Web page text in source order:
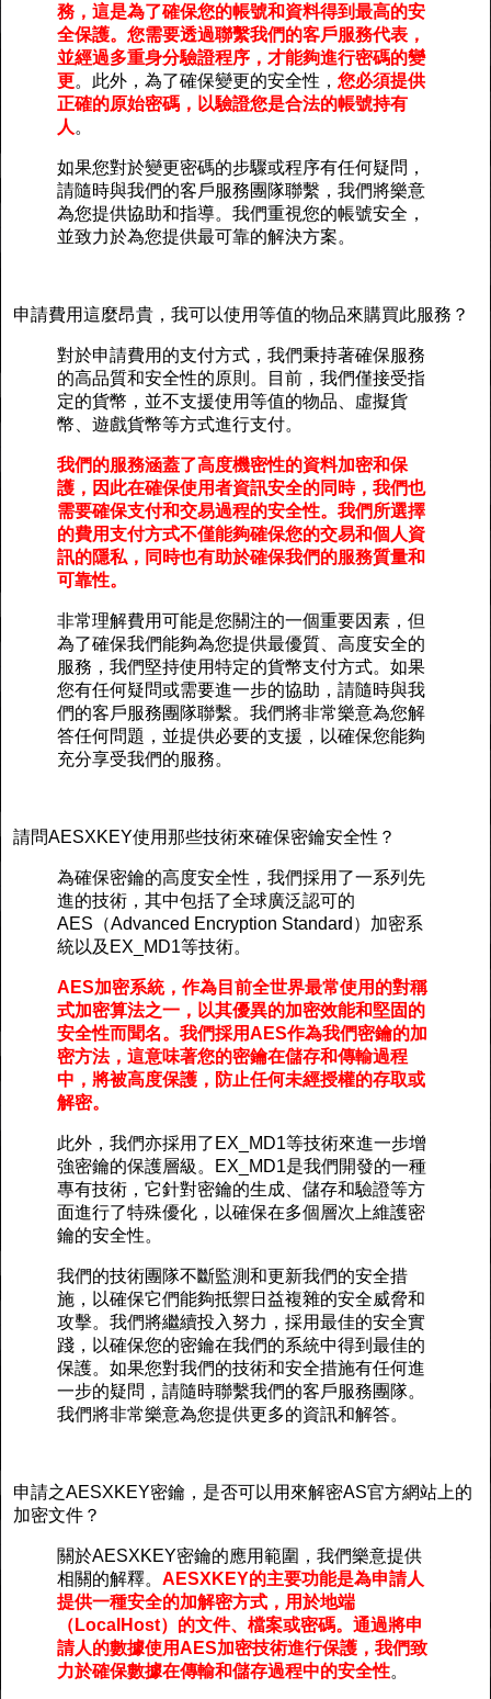
務，這是為了確保您的帳號和資料得到最高的安
全保護。您需要透過聯繫我們的客戶服務代表，
並經過多重身分驗證程序，才能夠進行密碼的變
更。此外，為了確保變更的安全性， 您必須提供
正確的原始密碼，以驗證您是合法的帳號持有
人 。
如果您對於變更密碼的步驟或程序有任何疑問，
請隨時與我們的客戶服務團隊聯繫，我們將樂意
為您提供協助和指導。我們重視您的帳號安全，
並致力於為您提供最可靠的解決方案。
申請費用這麼昂貴，我可以使用等值的物品來購買此服務？
對於申請費用的支付方式，我們秉持著確保服務
的高品質和安全性的原則。目前，我們僅接受指
定的貨幣，並不支援使用等值的物品、虛擬貨
幣、遊戲貨幣等方式進行支付。
我們的服務涵蓋了高度機密性的資料加密和保
護，因此在確保使用者資訊安全的同時，我們也
需要確保支付和交易過程的安全性。我們所選擇
的費用支付方式不僅能夠確保您的交易和個人資
訊的隱私，同時也有助於確保我們的服務質量和
可靠性。
非常理解費用可能是您關注的一個重要因素，但
為了確保我們能夠為您提供最優質、高度安全的
服務，我們堅持使用特定的貨幣支付方式。如果
您有任何疑問或需要進一步的協助，請隨時與我
們的客戶服務團隊聯繫。我們將非常樂意為您解
答任何問題，並提供必要的支援，以確保您能夠
充分享受我們的服務。
請問AESXKEY使用那些技術來確保密鑰安全性？
為確保密鑰的高度安全性，我們採用了一系列先
進的技術，其中包括了全球廣泛認可的
AES（Advanced Encryption Standard）加密系
統以及EX_MD1等技術。
AES加密系統，作為目前全世界最常使用的對稱
式加密算法之一，以其優異的加密效能和堅固的
安全性而聞名。我們採用AES作為我們密鑰的加
密方法，這意味著您的密鑰在儲存和傳輸過程
中，將被高度保護，防止任何未經授權的存取或
解密。
此外，我們亦採用了EX_MD1等技術來進一步增
強密鑰的保護層級。EX_MD1是我們開發的一種
專有技術，它針對密鑰的生成、儲存和驗證等方
面進行了特殊優化，以確保在多個層次上維護密
鑰的安全性。
我們的技術團隊不斷監測和更新我們的安全措
施，以確保它們能夠抵禦日益複雜的安全威脅和
攻擊。我們將繼續投入努力，採用最佳的安全實
踐，以確保您的密鑰在我們的系統中得到最佳的
保護。如果您對我們的技術和安全措施有任何進
一步的疑問，請隨時聯繫我們的客戶服務團隊。
我們將非常樂意為您提供更多的資訊和解答。
申請之AESXKEY密鑰，是否可以用來解密AS官方網站上的
加密文件？
關於AESXKEY密鑰的應用範圍，我們樂意提供
相關的解釋。 AESXKEY的主要功能是為申請人
提供一種安全的加解密方式，用於地端
（LocalHost）的文件、檔案或密碼。通過將申
請人的數據使用AES加密技術進行保護，我們致
力於確保數據在傳輸和儲存過程中的安全性。